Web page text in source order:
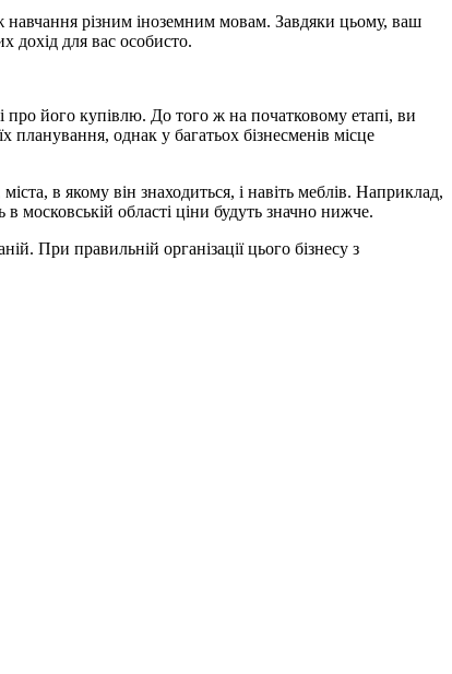
різним іноземним мовам. Завдяки цьому, ваш
дохід для вас особисто.
його купівлю. До того ж на початковому етапі, ви
однак у багатьох бізнесменів місце
в якому він знаходиться, і навіть меблів. Наприклад,
московській області ціни будуть значно нижче.
При правильній організації цього бізнесу з